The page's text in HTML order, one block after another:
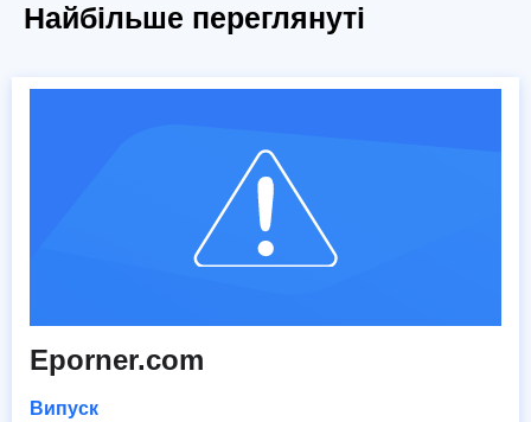
Найбільше переглянуті
Eporner.com
Випуск